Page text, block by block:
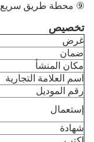
⑨ محطة طريق سريع
تخصيص
غرض
ضمان
مكان المنشأ
اسم العلامة التجارية
رقم الموديل
إستعمال
شهادة